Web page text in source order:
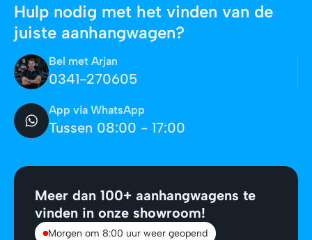
Hulp nodig met het vinden van de
juiste aanhangwagen?
Bel met Arjan
0341-270605
App via WhatsApp
Tussen 08:00 - 17:00
Meer dan 100+ aanhangwagens te
vinden in onze showroom!
Morgen om 8:00 uur weer geopend